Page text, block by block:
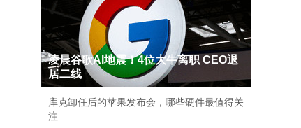
恐怖的DeepSeek斩杀线
全世界的丑鞋，都让北漂买走了
办一场亏百亿，无人接盘的奥运会生意